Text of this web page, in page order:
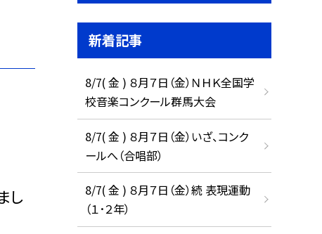
し
新着記事
8/7( 金 ) ８月７日（金）ＮＨＫ全国学
校音楽コンクール群馬大会
8/7( 金 ) ８月７日（金）いざ、コンク
ールへ（合唱部）
8/7( 金 ) ８月７日（金）続 表現運動
（１･２年）